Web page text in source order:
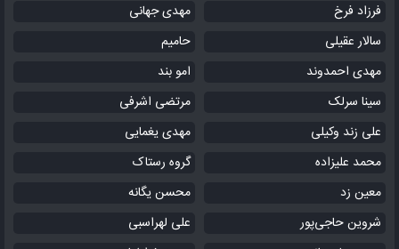
فرزاد فرخ
مهدی جهانی
سالار عقیلی
حامیم
مهدی احمدوند
امو بند
سینا سرلک
مرتضی اشرفی
علی زند وکیلی
مهدی یغمایی
محمد علیزاده
گروه رستاک
معین زد
محسن یگانه
شروین حاجی‌پور
علی لهراسبی